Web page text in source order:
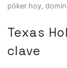
póker hoy,
Texas
clave